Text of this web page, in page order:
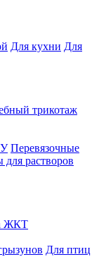
Для кухни Для
трикотаж
Перевязочные
растворов
ЖКТ
Для птиц